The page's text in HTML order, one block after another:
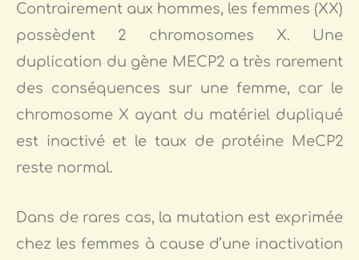
Contrairement aux hommes, les femmes (XX)
possèdent 2 chromosomes X. Une
duplication du gène MECP2 a très rarement
des conséquences sur une femme, car le
chromosome X ayant du matériel dupliqué
est inactivé et le taux de protéine MeCP2
reste normal.
Dans de rares cas, la mutation est exprimée
chez les femmes à cause d’une inactivation